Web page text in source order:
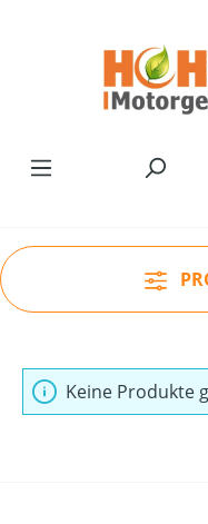
Keine Produkte